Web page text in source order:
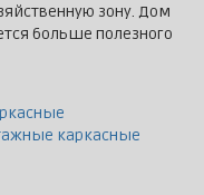
зону. Дом
больше полезного
каркасные